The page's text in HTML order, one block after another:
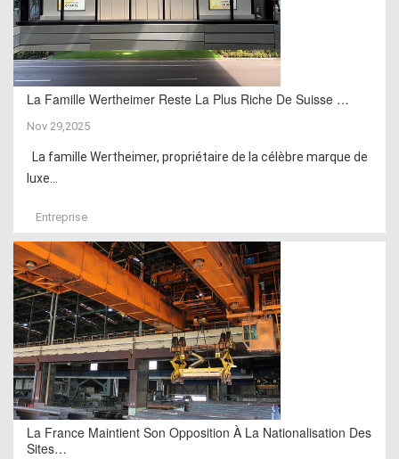
La Famille Wertheimer Reste La Plus Riche De Suisse …
Nov 29,2025
La famille Wertheimer, propriétaire de la célèbre marque de
luxe...
Entreprise
La France Maintient Son Opposition À La Nationalisation Des
Sites…